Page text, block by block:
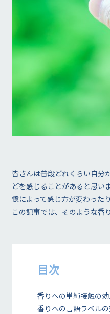
皆さんは普段どれくらい自分
どを感じることがあると思い
憶によって感じ方が変わった
この記事では、そのような香
目次
香りへの単純接触の
香りへの言語ラベル